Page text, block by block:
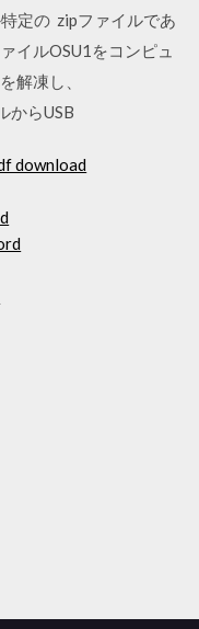
定の zipファイルであ
イルOSU1をコンピュ
解凍し、
からUSB
download